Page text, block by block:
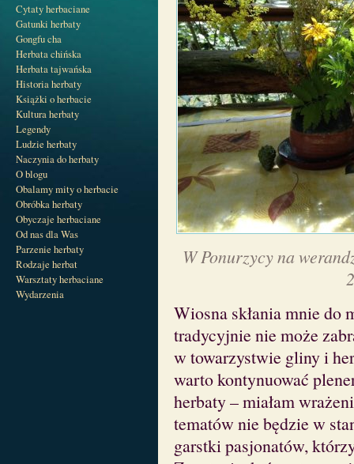
Cytaty herbaciane
Gatunki herbaty
Gongfu cha
Herbata chińska
Herbata tajwańska
Historia herbaty
Książki o herbacie
Kultura herbaty
Legendy
Ludzie herbaty
Naczynia do herbaty
O blogu
Obalamy mity o herbacie
Obróbka herbaty
Obyczaje herbaciane
Od nas dla Was
Parzenie herbaty
Rodzaje herbat
Warsztaty herbaciane
Wydarzenia
W Ponurzycy na
Wiosna skłania mnie do
tradycyjnie nie może
w towarzystwie gliny i
warto kontynuować
herbaty – miałam
tematów nie będzie w
garstki pasjonatów,